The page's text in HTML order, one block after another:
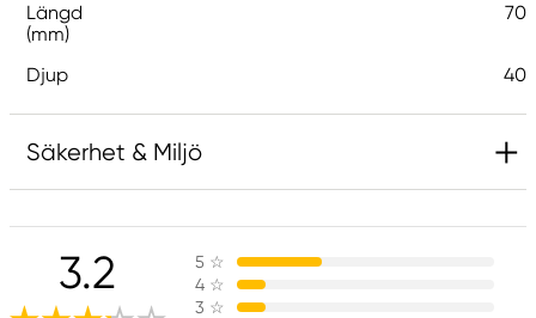
Längd
(mm)
70
Djup 40
Säkerhet & Miljö
3.2 5 ☆
4 ☆
3 ☆